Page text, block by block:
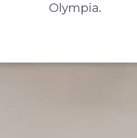
Olympia.